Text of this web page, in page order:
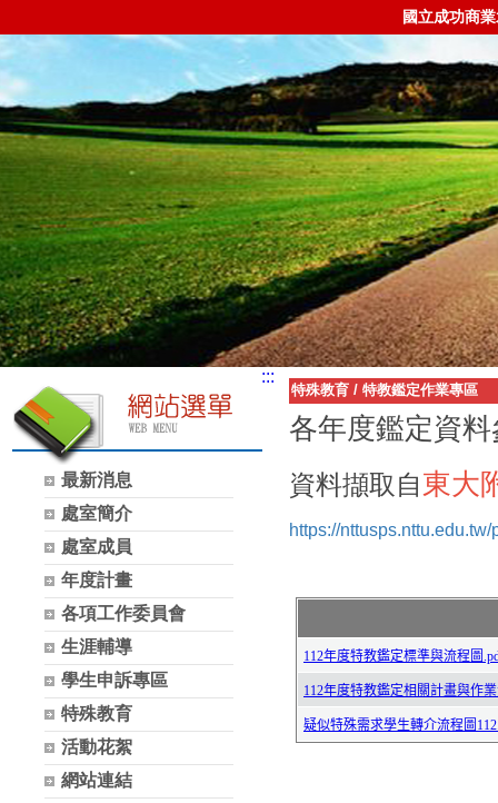
國立成功商
最新消息
處室簡介
處室成員
年度計畫
各項工作委員會
生涯輔導
學生申訴專區
特殊教育
活動花絮
網站連結
:::
特殊教育 / 特教鑑定作業專區
各年度鑑定資
資料擷取自東大
https://